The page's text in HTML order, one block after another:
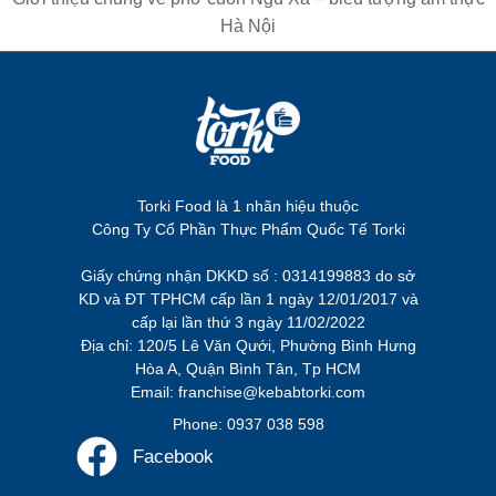
Hà Nội
Torki Food là 1 nhãn hiệu thuộc
Công Ty Cổ Phần Thực Phẩm Quốc Tế Torki
Giấy chứng nhận DKKD số : 0314199883 do sở
KD và ĐT TPHCM cấp lần 1 ngày 12/01/2017 và
cấp lại lần thứ 3 ngày 11/02/2022
Địa chỉ: 120/5 Lê Văn Qưới, Phường Bình Hưng
Hòa A, Quận Bình Tân, Tp HCM
Email: franchise@kebabtorki.com
Phone: 0937 038 598
Facebook